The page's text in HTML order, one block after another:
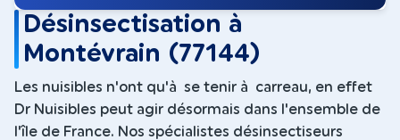
Désinsectisation à
Montévrain (77144)
Les nuisibles n'ont qu'à se tenir à carreau, en effet
Dr Nuisibles peut agir désormais dans l'ensemble de
l'île de France. Nos spécialistes désinsectiseurs